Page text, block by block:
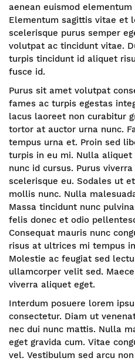
aenean euismod
Elementum sagittis vitae et
scelerisque purus semper
volutpat ac tincidunt vitae.
turpis tincidunt id aliquet
fusce id.
Purus sit amet volutpat
fames ac turpis egestas
lacus laoreet non curabitur
tortor at auctor urna nunc.
tempus urna et. Proin sed
turpis in eu mi. Nulla
nunc id cursus. Purus
scelerisque eu. Sodales ut
mollis nunc. Nulla
Massa tincidunt nunc
felis donec et odio
Consequat mauris nunc
risus at ultrices mi tempus
Molestie ac feugiat sed
ullamcorper velit sed.
viverra aliquet eget.
Interdum posuere lorem
consectetur. Diam ut
nec dui nunc mattis. Nulla
eget gravida cum. Vitae
vel. Vestibulum sed arcu